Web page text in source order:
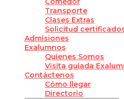
Transporte
Clases Extras
Solicitud
Admisiones
Exalumnos
Quienes Somos
Visita guiada
Contáctenos
Cómo llegar
Directorio